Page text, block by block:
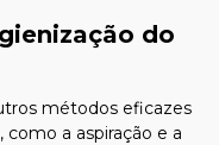
do
métodos eficazes
a aspiração e a